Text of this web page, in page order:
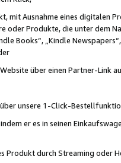
Ausnahme eines digitalen
Produkte, die unter dem
Books“, „Kindle
über einen Partner-Link
unsere 1-Click-
er es in seinen
Produkt durch Streaming oder